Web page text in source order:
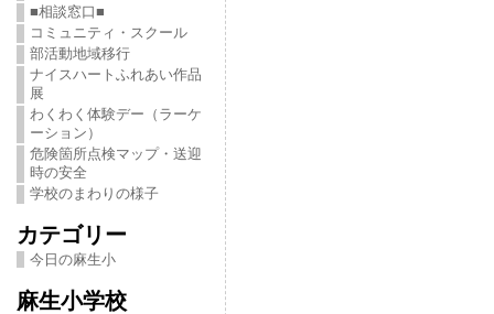
■相談窓口■
コミュニティ・スクール
部活動地域移行
ナイスハートふれあい作品
展
わくわく体験デー（ラーケ
ーション）
危険箇所点検マップ・送迎
時の安全
学校のまわりの様子
カテゴリー
今日の麻生小
麻生小学校